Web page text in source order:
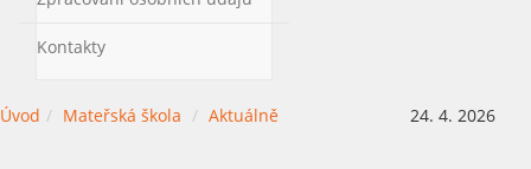
Kontakty
Úvod Mateřská škola Aktuálně 24. 4. 2026